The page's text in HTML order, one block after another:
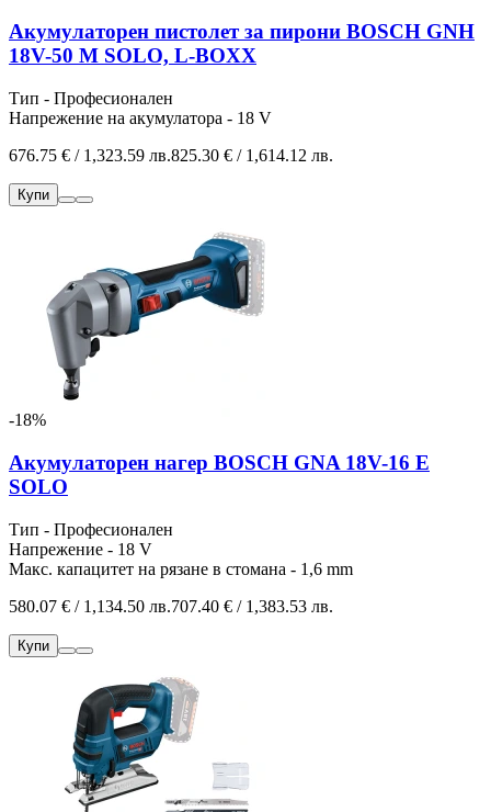
Акумулаторен пистолет за пирони BOSCH GNH
18V-50 M SOLO, L-BOXX
Тип - Професионален
Напрежение на акумулатора - 18 V
676.75 € / 1,323.59 лв.825.30 € / 1,614.12 лв.
Купи
-18%
Акумулаторен нагер BOSCH GNA 18V-16 E
SOLO
Тип - Професионален
Напрежение - 18 V
Макс. капацитет на рязане в стомана - 1,6 mm
580.07 € / 1,134.50 лв.707.40 € / 1,383.53 лв.
Купи